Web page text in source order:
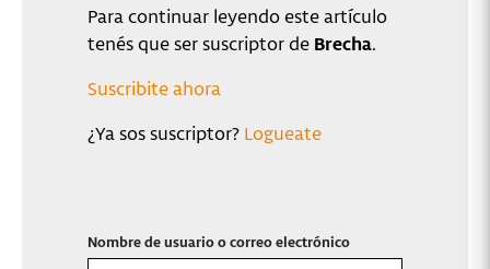
Para continuar leyendo este artículo
tenés que ser suscriptor de Brecha.
Suscribite ahora
¿Ya sos suscriptor? Logueate
Nombre de usuario o correo electrónico